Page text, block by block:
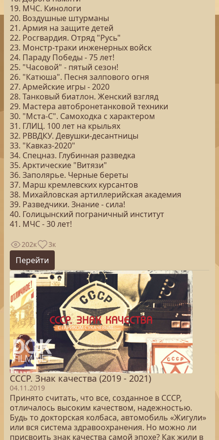
19. МЧС. Кинологи
20. Воздушные штурманы
21. Армия на защите детей
22. Росгвардия. Отряд "Русь"
23. Монстр-траки инженерных войск
24. Параду Победы - 75 лет!
25. "Часовой" - пятый сезон!
26. "Катюша". Песня залпового огня
27. Армейские игры - 2020
28. Танковый биатлон. Женский взгляд
29. Мастера автобронетанковой техники
30. "Мста-С". Самоходка с характером
31. ГЛИЦ. 100 лет на крыльях
32. РВВДКУ. Девушки-десантницы
33. "Кавказ-2020"
34. Спецназ. Глубинная разведка
35. Арктические "Витязи"
36. Заполярье. Черные береты
37. Марш кремлевских курсантов
38. Михайловская артиллерийская академия
39. Разведчики. Знание - сила!
40. Голицынский пограничный институт
41. МЧС - 30 лет!
202к 3к
Перейти
СССР. Знак качества (2019 - 2021)
04.11.2019
Принято считать, что все, созданное в СССР,
отличалось высоким качеством, надежностью.
Будь то докторская колбаса, автомобиль «Жигули»
или вся система здравоохранения. Но можно ли
присвоить знак качества самой эпохе? Как жили в